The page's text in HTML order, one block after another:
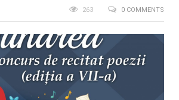
0 COMMENTS
263